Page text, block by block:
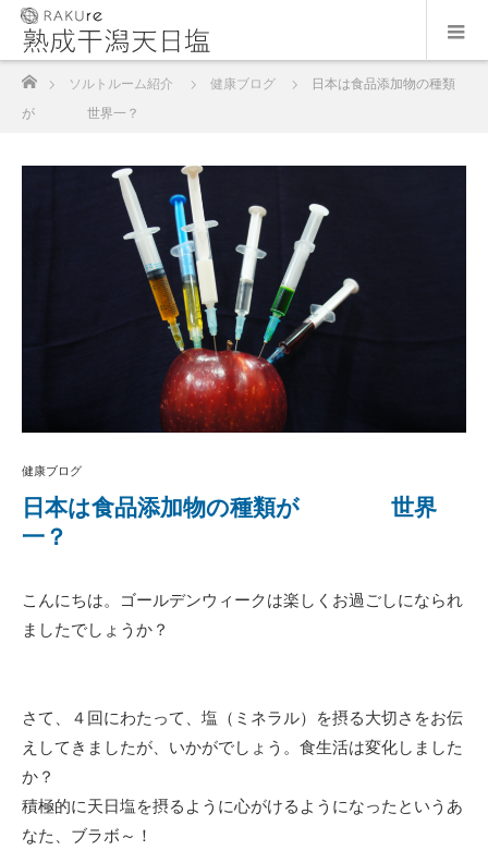
ソルトルーム紹介 健康ブログ
日本は食品添加物の種類
が 世界一？
健康ブログ
日本は食品添加物の種類が 世界
一？
こんにちは。ゴールデンウィークは楽しくお過ごしになられ
ましたでしょうか？
さて、４回にわたって、塩（ミネラル）を摂る大切さをお伝
えしてきましたが、いかがでしょう。食生活は変化しました
か？
積極的に天日塩を摂るように心がけるようになったというあ
なた、ブラボ～！